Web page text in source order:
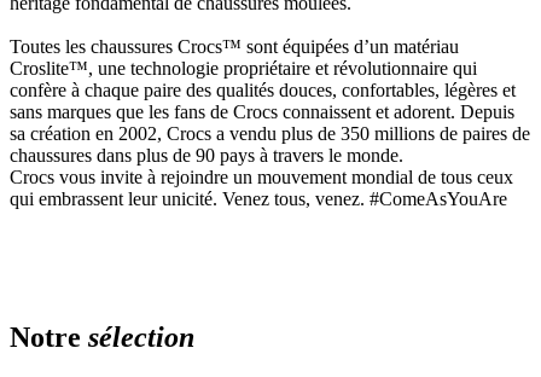
Toutes les chaussures Crocs™ sont équipées d’un matériau
Croslite™, une technologie propriétaire et révolutionnaire qui
confère à chaque paire des qualités douces, confortables, légères et
sans marques que les fans de Crocs connaissent et adorent. Depuis
sa création en 2002, Crocs a vendu plus de 350 millions de paires de
chaussures dans plus de 90 pays à travers le monde.
Crocs vous invite à rejoindre un mouvement mondial de tous ceux
qui embrassent leur unicité. Venez tous, venez. #ComeAsYouAre
Notre sélection